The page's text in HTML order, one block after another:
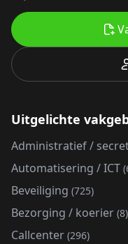
Uitgelichte
Administratief /
Automatisering / ICT
Beveiliging (725)
Bezorging / koerier (8)
Callcenter (296)